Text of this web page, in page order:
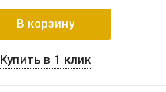
В корзину
Купить в 1 клик